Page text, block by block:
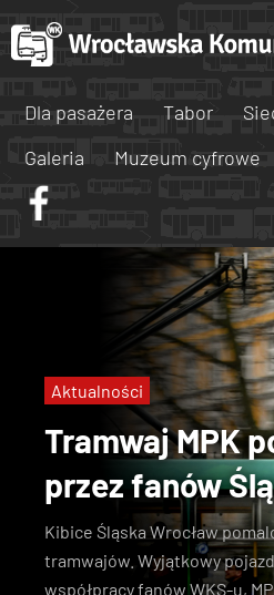
Dla pasażera Tabor
Galeria
Muzeum cyfrowe
Tramwaj MPK
przez fanów
Kibice Śląska Wrocław
tramwajów. Wyjątkowy
współpracy fanów WKS-u,
Aktualności